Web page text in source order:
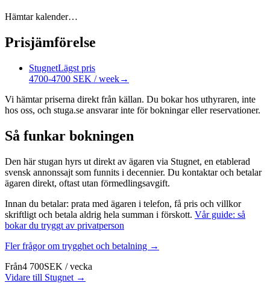
Hämtar kalender…
Prisjämförelse
StugnetLägst pris
4700-4700 SEK / week→
Vi hämtar priserna direkt från källan. Du bokar hos uthyraren, inte
hos oss, och stuga.se ansvarar inte för bokningar eller reservationer.
Så funkar bokningen
Den här stugan hyrs ut direkt av ägaren via Stugnet, en etablerad
svensk annonssajt som funnits i decennier. Du kontaktar och betalar
ägaren direkt, oftast utan förmedlingsavgift.
Innan du betalar: prata med ägaren i telefon, få pris och villkor
skriftligt och betala aldrig hela summan i förskott. Vår guide: så
bokar du tryggt av privatperson
Fler frågor om trygghet och betalning →
Från4 700SEK /vecka
Vidare till Stugnet →